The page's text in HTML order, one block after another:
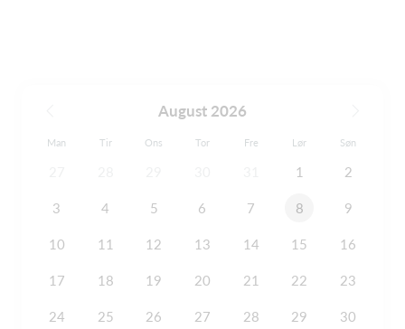
August 2026
Man Tir Ons Tor Fre Lør Søn
1 2
3 4 5 6 7 8 9
10 11 12 13 14 15 16
17 18 19 20 21 22 23
24 25 26 27 28 29 30